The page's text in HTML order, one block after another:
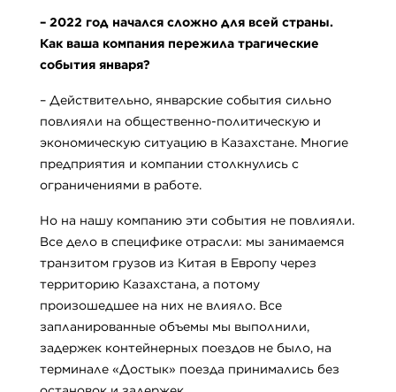
– 2022 год начался сложно для всей страны.
Как ваша компания пережила трагические
события января?
– Действительно, январские события сильно
повлияли на общественно-политическую и
экономическую ситуацию в Казахстане. Многие
предприятия и компании столкнулись с
ограничениями в работе.
Но на нашу компанию эти события не повлияли.
Все дело в специфике отрасли: мы занимаемся
транзитом грузов из Китая в Европу через
территорию Казахстана, а потому
произошедшее на них не влияло. Все
запланированные объемы мы выполнили,
задержек контейнерных поездов не было, на
терминале «Достык» поезда принимались без